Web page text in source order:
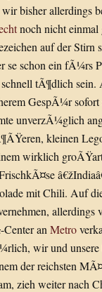
bisher allerdings
noch nicht einmal
auf der Stirn
se schon ein fÃ¼rs
tÃ¶dlich
GespÃ¼r
unverzÃ¼glich
kleinen
wirklich
mit Chili. Auf
-Center an Metro
wir und unsere
der reichsten
zieh weiter nach